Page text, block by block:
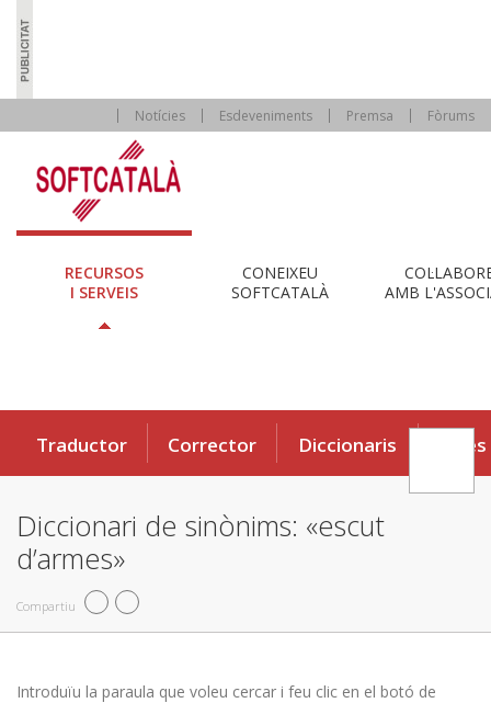
Notícies Esdeveniments Premsa Fòrums
RECURSOS
I SERVEIS
CONEIXEU
SOFTCATALÀ
AMB
Traductor Corrector Diccionaris Eines
Diccionari de sinònims: «escut
d’armes»
Compartiu
Introduïu la paraula que voleu cercar i feu clic en el botó de